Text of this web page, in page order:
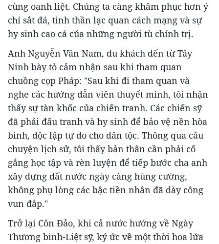
cùng oanh liệt. Chúng ta càng khâm phục hơn ý
chí sắt đá, tinh thần lạc quan cách mạng và sự
hy sinh cao cả của những người tù chính trị.
Anh Nguyễn Văn Nam, du khách đến từ Tây
Ninh bày tỏ cảm nhận sau khi tham quan
chuồng cọp Pháp: "Sau khi đi tham quan và
nghe các hướng dẫn viên thuyết minh, tôi nhận
thấy sự tàn khốc của chiến tranh. Các chiến sỹ
đã phải đấu tranh và hy sinh để bảo vệ nền hòa
bình, độc lập tự do cho dân tộc. Thông qua câu
chuyện lịch sử, tôi thấy bản thân cần phải cố
gắng học tập và rèn luyện để tiếp bước cha anh
xây dựng đất nước ngày càng hùng cường,
không phụ lòng các bậc tiền nhân đã dày công
vun đắp."
Trở lại Côn Đảo, khi cả nước hướng về Ngày
Thương binh-Liệt sỹ, ký ức về một thời hoa lửa